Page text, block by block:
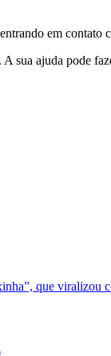
em
sua ajuda pode